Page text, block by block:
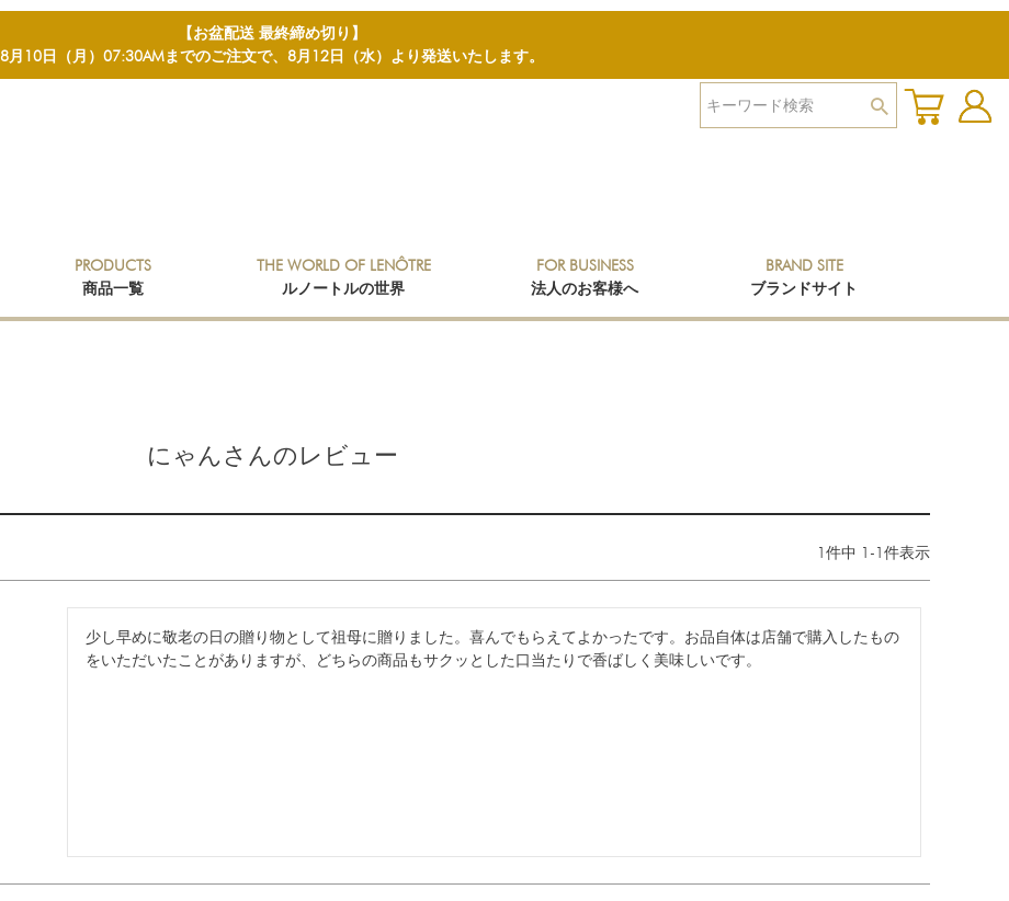
【お盆配送 最終締め切り】
8月10日（月）07:30AMまでのご注文で、8月12日（水）より発送いたします。
PRODUCTS
商品一覧
THE WORLD OF LENÔTRE
ルノートルの世界
FOR BUSINESS
法人のお客様へ
BRAND SITE
ブランドサイト
にゃんさんのレビュー
1件中 1 -1件表示
少し早めに敬老の日の贈り物として祖母に贈りました。喜んでもらえてよかったです。お品自体は店舗で購入したもの
をいただいたことがありますが、どちらの商品もサクッとした口当たりで香ばしく美味しいです。